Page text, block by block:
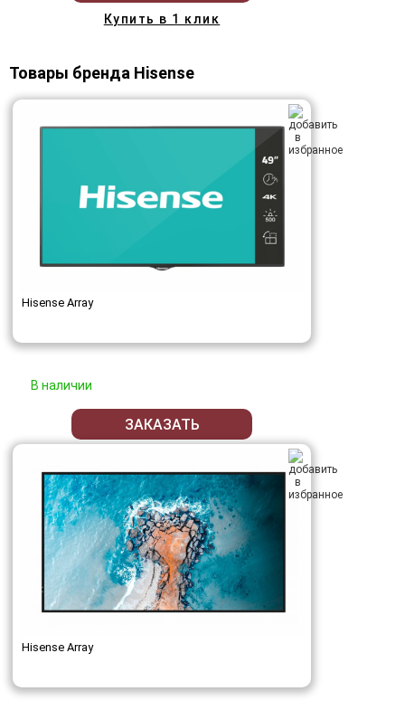
Купить в 1 клик
Товары бренда Hisense
Hisense Array
В наличии
ЗАКАЗАТЬ
Hisense Array